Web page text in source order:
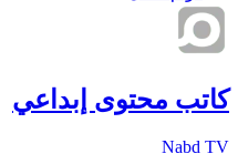
كاتب محتوى إبداعي
Nabd TV